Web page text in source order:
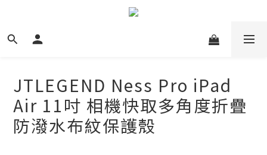
JTLEGEND Ness Pro iPad
Air 11吋 相機快取多角度折疊
防潑水布紋保護殼